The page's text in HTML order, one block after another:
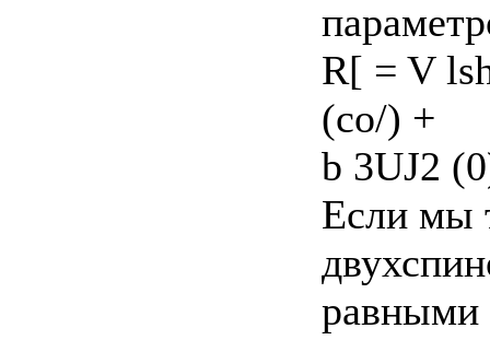
R[ = V
(со/) +
b 3UJ2
Если мы
равными